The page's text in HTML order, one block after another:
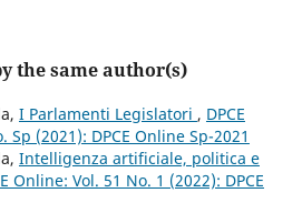
the same author(s)
I Parlamenti Legislatori , DPCE
Sp (2021): DPCE Online Sp-2021
Intelligenza artificiale, politica e
Online: Vol. 51 No. 1 (2022): DPCE